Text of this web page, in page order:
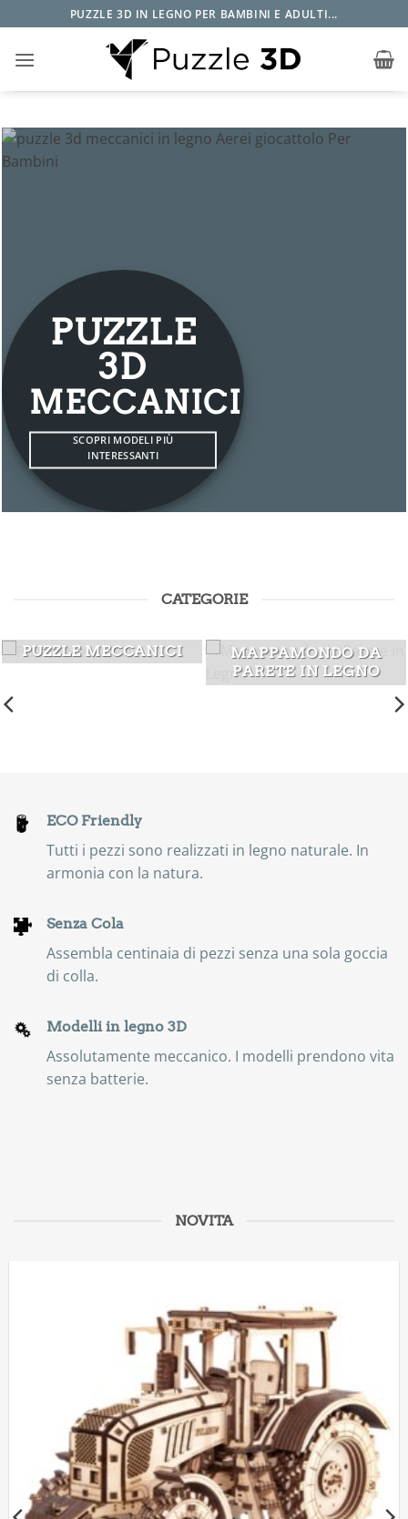
ai
contenuti
PUZZLE 3D IN LEGNO PER BAMBINI E ADULTI...
PUZZLE
3D
MECCANICI
SCOPRI MODELI PIÙ
INTERESSANTI
CATEGORIE
PUZZLE MECCANICI
MAPPAMONDO DA
PARETE IN LEGNO
ECO Friendly
Tutti i pezzi sono realizzati in legno naturale. In
armonia con la natura.
Senza Cola
Assembla centinaia di pezzi senza una sola goccia
di colla.
Modelli in legno 3D
Assolutamente meccanico. I modelli prendono vita
senza batterie.
NOVITA